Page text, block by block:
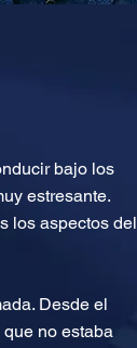
bajo los
estresante.
los aspectos del
Desde el
no estaba